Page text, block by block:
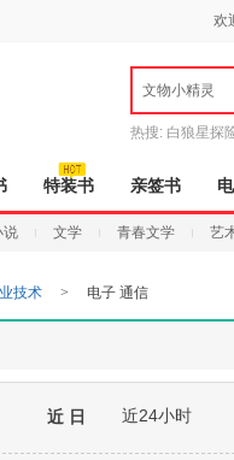
欢
文物小精灵
热搜: 白狼星探
特装书 亲签书
说 文学 青春文学 艺
技术 > 电子 通信
近 日 近24小时